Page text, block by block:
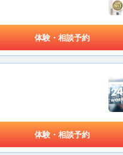
体験・相談予約
体験・相談予約